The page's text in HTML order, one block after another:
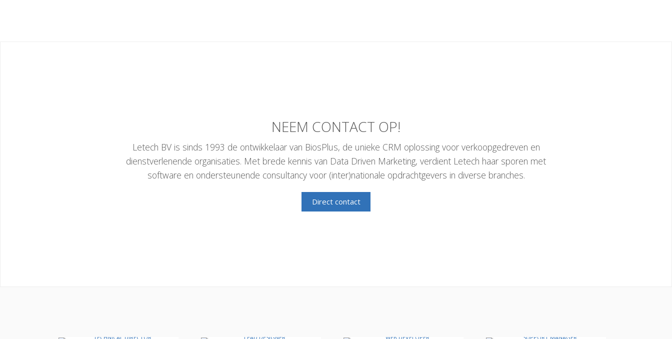
NEEM CONTACT OP!
Letech BV is sinds 1993 de ontwikkelaar van BiosPlus, de unieke CRM oplossing voor verkoopgedreven en
dienstverlenende organisaties. Met brede kennis van Data Driven Marketing, verdient Letech haar sporen met
software en ondersteunende consultancy voor (inter)nationale opdrachtgevers in diverse branches.
Direct contact
TECHNICAL DIRECTOR LEAD DESIGNER WEB DEVELOPER SUPPORT MANAGER